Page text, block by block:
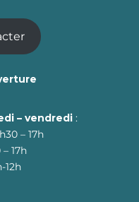
– vendredi :
– 17h
17h
12h